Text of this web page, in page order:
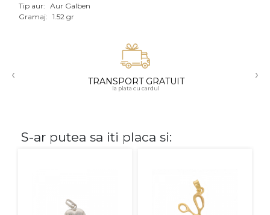
Aur roz
Tip aur: Aur Galben
Gramaj: 1.52 gr
‹ TRANSPORT GRATUIT
la plata cu cardul
›
S-ar putea sa iti placa si: